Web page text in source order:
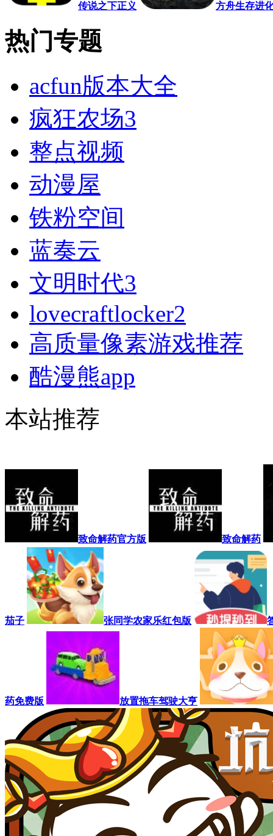
传说之下正义 方舟生存进
热门专题
acfun版本大全
疯狂农场3
整点视频
动漫屋
铁粉空间
蓝奏云
文明时代3
lovecraftlocker2
高质量像素游戏推荐
酷漫熊app
本站推荐
致命解药官方版 致命解药
茄子 张同学农家乐红包版
药免费版 放置拖车驾驶大亨